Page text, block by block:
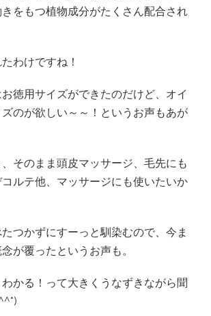
をもつ植物成分がたくさん配合され
わけですね！
徳用サイズができたのだけど、オイ
のが欲しい～～！というお声もあが
そのまま頭皮マッサージ、毛先にも
ルテ他、マッサージにも使いたいか
つかずにすーっと馴染むので、今ま
が覆ったというお声も。
かる！って大きくうなずきながら聞